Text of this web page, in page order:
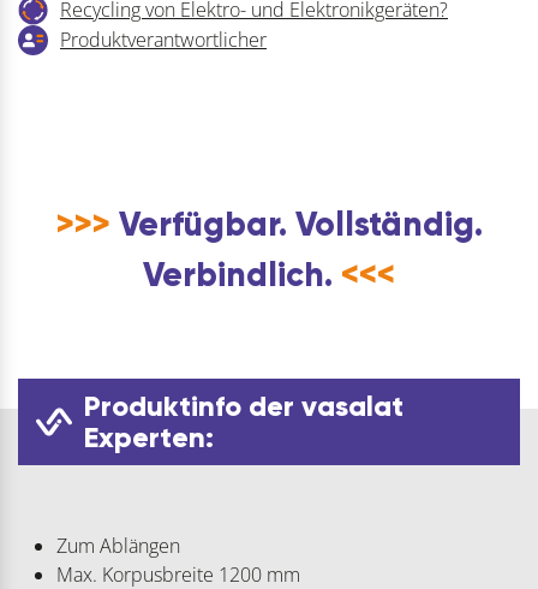
Recycling von Elektro- und Elektronikgeräten?
Produktverantwortlicher
>>> Verfügbar. Vollständig.
Verbindlich. <<<
Produktinfo der vasalat
Experten:
Zum Ablängen
Max. Korpusbreite 1200 mm